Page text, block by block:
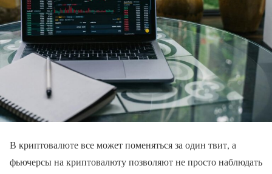
В криптовалюте все может поменяться за один твит, а
фьючерсы на криптовалюту позволяют не просто наблюдать